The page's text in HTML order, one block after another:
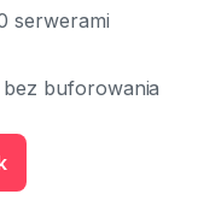
serwerami
buforowania